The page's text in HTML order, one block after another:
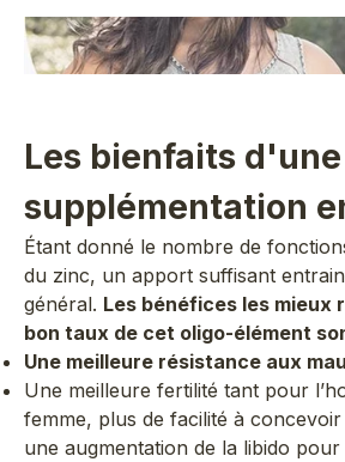
Les bienfaits d'une
supplémentation
Étant donné le nombre de
du zinc, un apport suffisant
général. Les bénéfices les mieux
bon taux de cet oligo-élément
Une meilleure résistance aux
Une meilleure fertilité tant pour
femme, plus de facilité à
une augmentation de la libido pour